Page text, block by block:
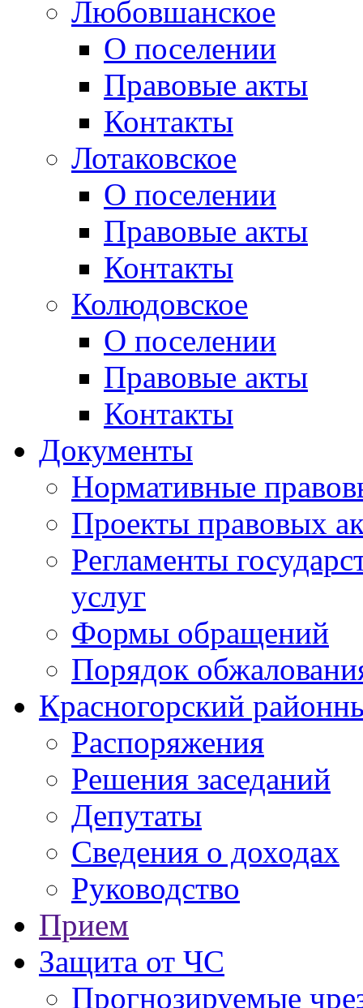
Любовшанское
О поселении
Правовые акты
Контакты
Лотаковское
О поселении
Правовые акты
Контакты
Колюдовское
О поселении
Правовые акты
Контакты
Документы
Нормативные
Проекты правовых
Регламенты
услуг
Формы обращений
Порядок
Красногорский
Распоряжения
Решения заседаний
Депутаты
Сведения о доходах
Руководство
Прием
Защита от ЧС
Прогнозируемые